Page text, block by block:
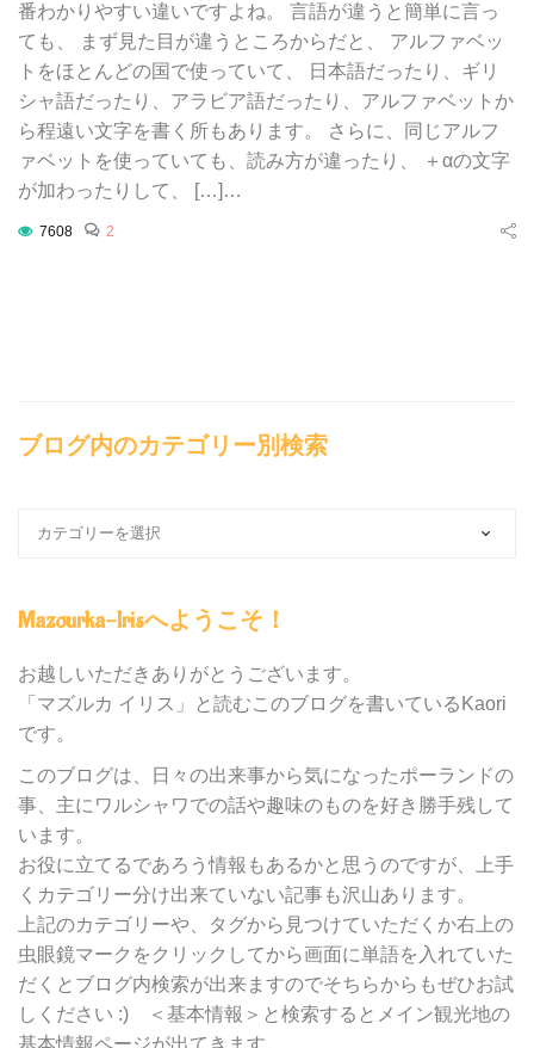
番わかりやすい違いですよね。 言語が違うと簡単に言っ
ても、 まず見た目が違うところからだと、 アルファベッ
トをほとんどの国で使っていて、 日本語だったり、ギリ
シャ語だったり、アラビア語だったり、アルファベットか
ら程遠い文字を書く所もあります。 さらに、同じアルフ
ァベットを使っていても、読み方が違ったり、 ＋αの文字
が加わったりして、 […]…
7608 2
ブログ内のカテゴリー別検索
の
テ
ゴ
ー
別
検
索
Mazourka-Irisへようこそ！
お越しいただきありがとうございます。
「マズルカ イリス」と読むこのブログを書いているKaori
です。
このブログは、日々の出来事から気になったポーランドの
事、主にワルシャワでの話や趣味のものを好き勝手残して
います。
お役に立てるであろう情報もあるかと思うのですが、上手
くカテゴリー分け出来ていない記事も沢山あります。
上記のカテゴリーや、タグから見つけていただくか右上の
虫眼鏡マークをクリックしてから画面に単語を入れていた
だくとブログ内検索が出来ますのでそちらからもぜひお試
しください :) ＜基本情報＞と検索するとメイン観光地の